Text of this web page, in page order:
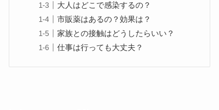
大人はどこで感染するの？
市販薬はあるの？効果は？
家族との接触はどうしたらいい？
仕事は行っても大丈夫？